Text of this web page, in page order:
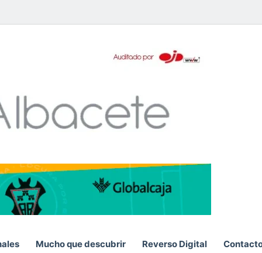
Mucho que descubrir Reverso Digital